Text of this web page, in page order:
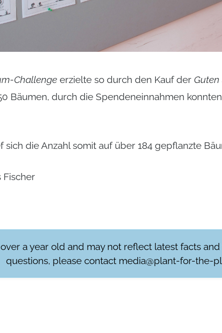
Challenge erzielte so durch den Kauf der
Bäumen, durch die Spendeneinnahmen
sich die Anzahl somit auf über 184 gepflanzte
Fischer
a year old and may not reflect latest facts
questions, please contact media@plant-for-the-